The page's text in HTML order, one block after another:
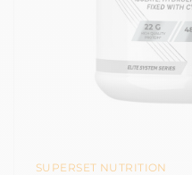
SUPERSET NUTRITION